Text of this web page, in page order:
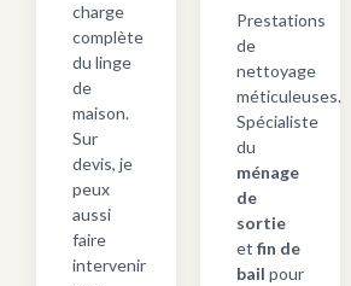
Prestations
de
nettoyage
méticuleuses.
Spécialiste
du
ménage
de
sortie
et fin de
bail pour
charge
complète
du linge
de
maison.
Sur
devis, je
peux
aussi
faire
intervenir